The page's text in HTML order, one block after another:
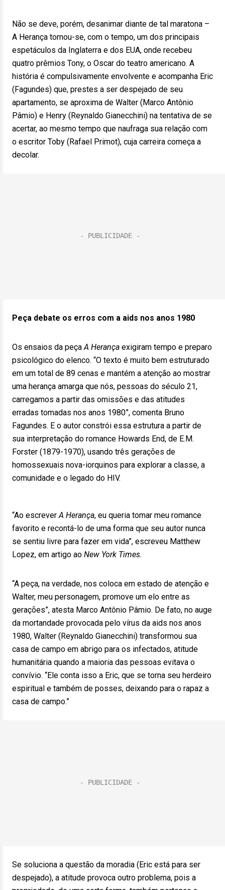
Não se deve, porém, desanimar diante de tal maratona –
A Herança tornou-se, com o tempo, um dos principais
espetáculos da Inglaterra e dos EUA, onde recebeu
quatro prêmios Tony, o Oscar do teatro americano. A
história é compulsivamente envolvente e acompanha Eric
(Fagundes) que, prestes a ser despejado de seu
apartamento, se aproxima de Walter (Marco Antônio
Pâmio) e Henry (Reynaldo Gianecchini) na tentativa de se
acertar, ao mesmo tempo que naufraga sua relação com
o escritor Toby (Rafael Primot), cuja carreira começa a
decolar.
Peça debate os erros com a aids nos anos 1980
Os ensaios da peçaA Herança exigiram tempo e preparo
psicológico do elenco. “O texto é muito bem estruturado
em um total de 89 cenas e mantém a atenção ao mostrar
uma herança amarga que nós, pessoas do século 21,
carregamos a partir das omissões e das atitudes
erradas tomadas nos anos 1980”, comenta Bruno
Fagundes. E o autor constrói essa estrutura a partir de
sua interpretação do romance Howards End, de E.M.
Forster (1879-1970), usando três gerações de
homossexuais nova-iorquinos para explorar a classe, a
comunidade e o legado do HIV.
“Ao escreverA Herança, eu queria tomar meu romance
favorito e recontá-lo de uma forma que seu autor nunca
se sentiu livre para fazer em vida”, escreveu Matthew
Lopez, em artigo ao New York Times.
“A peça, na verdade, nos coloca em estado de atenção e
Walter, meu personagem, promove um elo entre as
gerações”, atesta Marco Antônio Pâmio. De fato, no auge
da mortandade provocada pelo vírus da aids nos anos
1980, Walter (Reynaldo Gianecchini) transformou sua
casa de campo em abrigo para os infectados, atitude
humanitária quando a maioria das pessoas evitava o
convívio. “Ele conta isso a Eric, que se torna seu herdeiro
espiritual e também de posses, deixando para o rapaz a
casa de campo.”
Se soluciona a questão da moradia (Eric está para ser
despejado), a atitude provoca outro problema, pois a